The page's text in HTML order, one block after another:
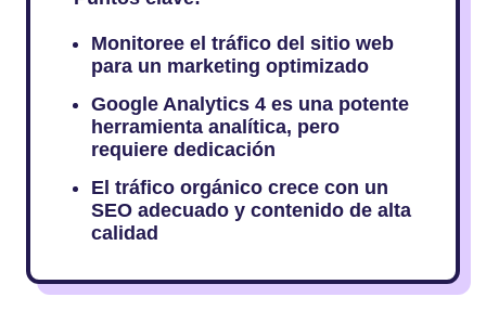
Monitoree el tráfico del sitio web
para un marketing optimizado
Google Analytics 4 es una potente
herramienta analítica, pero
requiere dedicación
El tráfico orgánico crece con un
SEO adecuado y contenido de alta
calidad